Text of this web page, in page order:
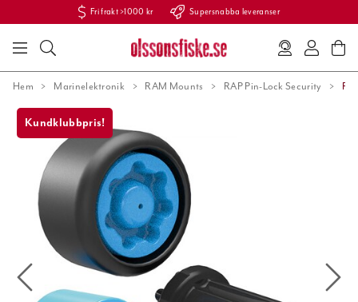
Fri frakt >1000 kr Supersnabba leveranser
Hem Marinelektronik RAM Mounts RAP Pin-Lock Security
Kundklubbpris!